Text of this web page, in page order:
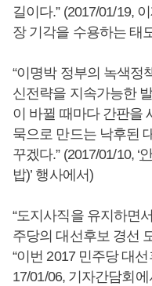
길이다.” (2017/01/19,
장 기각을 수용하는 태
“이명박 정부의 녹색정
신전략을 지속가능한
이 바뀔 때마다 간판을
묵으로 만드는 낙후된
꾸겠다.” (2017/01/10, ‘
밥)’ 행사에서)
“도지사직을 유지하면
주당의 대선후보 경선
“이번 2017 민주당 대
17/01/06, 기자간담회에